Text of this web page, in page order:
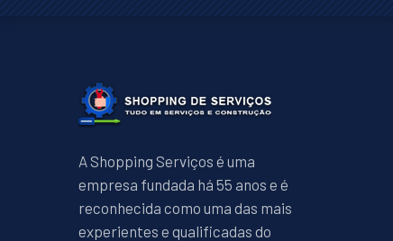
A Shopping Serviços é uma
empresa fundada há 55 anos e é
reconhecida como uma das mais
experientes e qualificadas do